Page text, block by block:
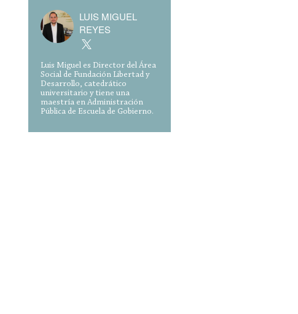
LUIS MIGUEL
REYES
Luis Miguel es Director del Área
Social de Fundación Libertad y
Desarrollo, catedrático
universitario y tiene una
maestría en Administración
Pública de Escuela de Gobierno.